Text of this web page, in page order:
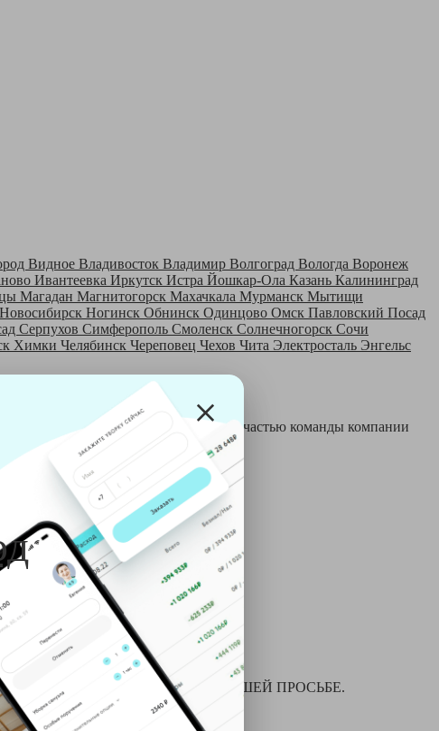
Видное Владивосток Владимир Волгоград Вологда Воронеж
Ивантеевка Иркутск Истра Йошкар-Ола Казань Калининград
Магадан Магнитогорск Махачкала Мурманск Мытищи
Новосибирск Ногинск Обнинск Одинцово Омск Павловский Посад
Серпухов Симферополь Смоленск Солнечногорск Сочи
Химки Челябинск Череповец Чехов Чита Электросталь Энгельс
и только после этого становятся частью команды компании
для химчистки и многое другое ПО ВАШЕЙ ПРОСЬБЕ.